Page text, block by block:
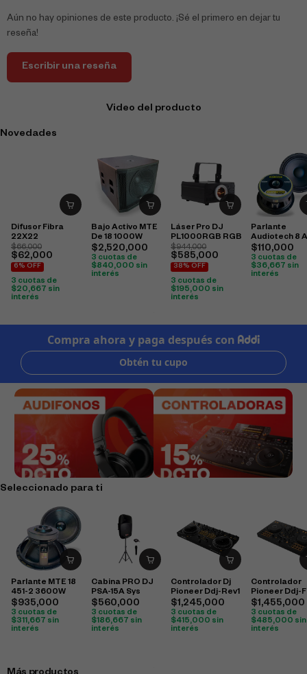
Aún no hay opiniones de este producto. ¡Sé el primero en dejar tu
reseña!
Escribir una reseña
Video del producto
Novedades
Difusor Fibra
22X22
$66,000
$62,000
6% OFF
3 cuotas de
$20,667 sin
interés
Bajo Activo MTE
De 18 1000W
$2,520,000
3 cuotas de
$840,000 sin
interés
Láser Pro DJ
PL1000RGB RGB
$944,000
$585,000
38% OFF
3 cuotas de
$195,000 sin
interés
Parlante
Audiotech 8
850 600W
$110,000
3 cuotas de
$36,667 sin
interés
Seleccionado para ti
Parlante MTE 18
451-2 3600W
$935,000
3 cuotas de
$311,667 sin
interés
Cabina PRO DJ
PSA-15A Sys
$560,000
3 cuotas de
$186,667 sin
interés
Controlador Dj
Pioneer Ddj-Rev1
$1,245,000
3 cuotas de
$415,000 sin
interés
Controlador
Pioneer Ddj-
$1,455,000
3 cuotas de
$485,000 sin
interés